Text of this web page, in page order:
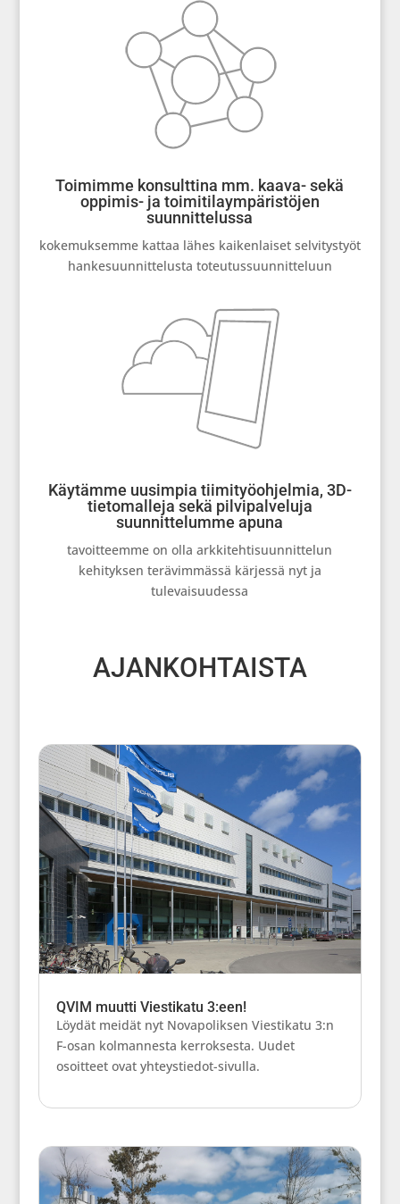
Toimimme konsulttina mm. kaava- sekä
oppimis- ja toimitilaympäristöjen
suunnittelussa
kokemuksemme kattaa lähes kaikenlaiset selvitystyöt
hankesuunnittelusta toteutussuunnitteluun
Käytämme uusimpia tiimityöohjelmia, 3D-
tietomalleja sekä pilvipalveluja
suunnittelumme apuna
tavoitteemme on olla arkkitehtisuunnittelun
kehityksen terävimmässä kärjessä nyt ja
tulevaisuudessa
AJANKOHTAISTA
QVIM muutti Viestikatu 3:een!
Löydät meidät nyt Novapoliksen Viestikatu 3:n
F-osan kolmannesta kerroksesta. Uudet
osoitteet ovat yhteystiedot-sivulla.